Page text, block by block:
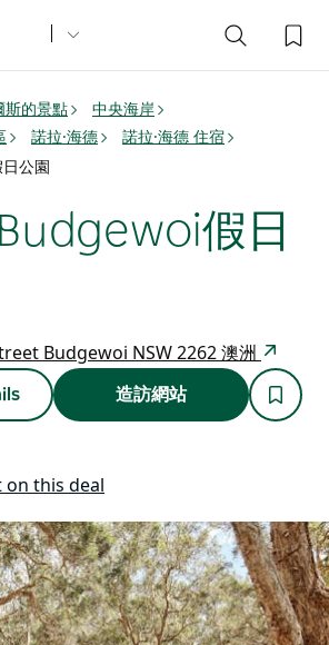
斯的景點
中央海岸
諾拉·海德
諾拉·海德 住宿
公園
假日
Budgewoi NSW 2262 澳洲
造訪網站
on this deal